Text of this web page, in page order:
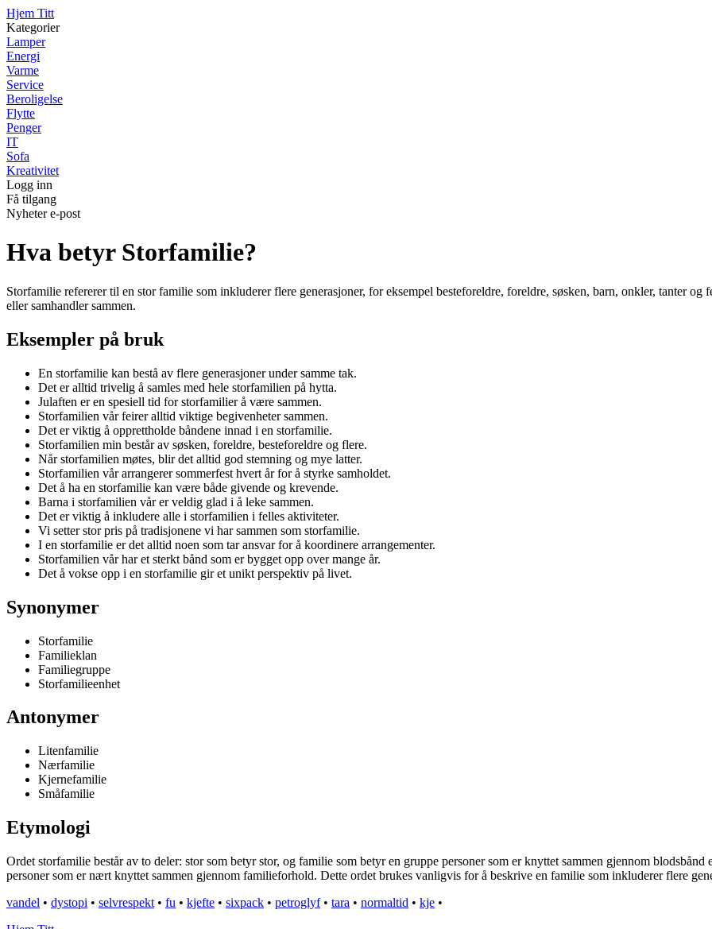
Hjem Titt
Kategorier
Lamper
Energi
Varme
Service
Beroligelse
Flytte
Penger
IT
Sofa
Kreativitet
Logg inn
Få tilgang
Nyheter e-post
Hva betyr Storfamilie?
Storfamilie refererer til en stor familie som inkluderer flere generasjoner, for eksempel besteforeldre, foreldre, søsken, barn, onkler, tanter
eller samhandler sammen.
Eksempler på bruk
En storfamilie kan bestå av flere generasjoner under samme tak.
Det er alltid trivelig å samles med hele storfamilien på hytta.
Julaften er en spesiell tid for storfamilier å være sammen.
Storfamilien vår feirer alltid viktige begivenheter sammen.
Det er viktig å opprettholde båndene innad i en storfamilie.
Storfamilien min består av søsken, foreldre, besteforeldre og flere.
Når storfamilien møtes, blir det alltid god stemning og mye latter.
Storfamilien vår arrangerer sommerfest hvert år for å styrke samholdet.
Det å ha en storfamilie kan være både givende og krevende.
Barna i storfamilien vår er veldig glad i å leke sammen.
Det er viktig å inkludere alle i storfamilien i felles aktiviteter.
Vi setter stor pris på tradisjonene vi har sammen som storfamilie.
I en storfamilie er det alltid noen som tar ansvar for å koordinere arrangementer.
Storfamilien vår har et sterkt bånd som er bygget opp over mange år.
Det å vokse opp i en storfamilie gir et unikt perspektiv på livet.
Synonymer
Storfamilie
Familieklan
Familiegruppe
Storfamilieenhet
Antonymer
Litenfamilie
Nærfamilie
Kjernefamilie
Småfamilie
Etymologi
Ordet storfamilie består av to deler: stor som betyr stor, og familie som betyr en gruppe personer som er knyttet sammen gjennom
personer som er nært knyttet sammen gjennom familieforhold. Dette ordet brukes vanligvis for å beskrive en familie som inkluderer flere
vandel • dystopi • selvrespekt • fu • kjefte • sixpack • petroglyf• tara • normaltid • kje •